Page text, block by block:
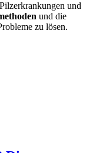
und
und die
zu lösen.